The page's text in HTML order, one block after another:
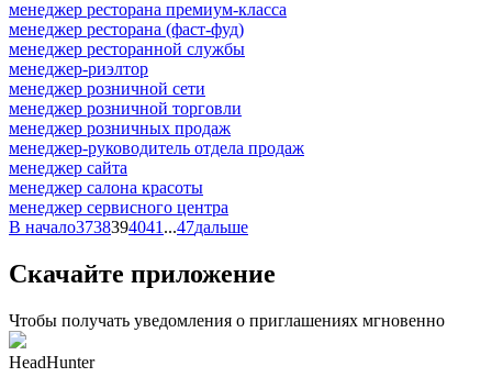
менеджер ресторана премиум-класса
менеджер ресторана (фаст-фуд)
менеджер ресторанной службы
менеджер-риэлтор
менеджер розничной сети
менеджер розничной торговли
менеджер розничных продаж
менеджер-руководитель отдела продаж
менеджер сайта
менеджер салона красоты
менеджер сервисного центра
В начало3738394041 ...47дальше
Скачайте приложение
Чтобы получать уведомления о приглашениях мгновенно
HeadHunter